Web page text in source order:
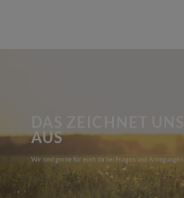
AUS
Wir sind gerne für euch da bei Fragen und Anregungen.